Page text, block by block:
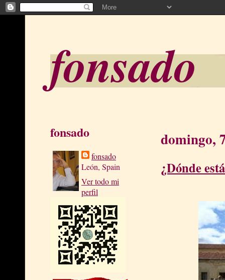
fonsado
fonsado
fonsado
León, Spain
Ver todo mi
perfil
domingo,
¿Dónde